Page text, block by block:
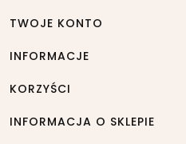
TWOJE KONTO
INFORMACJE
KORZYŚCI
INFORMACJA O SKLEPIE